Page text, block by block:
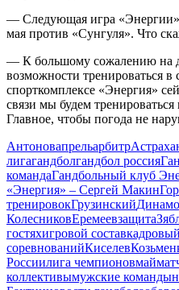
— Следующая игра «Энергии»
мая против «Сунгуля». Что
— К большому сожалению на
возможности тренироваться в
спорткомплексе «Энергия»
связи мы будем
Главное, чтобы погода не
Антоновапрельарбитр
лигагандболгандбол россия
командаГандбольный клуб
«Энергия» – Сергей Макин
тренировокГрузинскийДинамо
КолесниковЕремеевзащита
гостяхигровой состав
соревнованийКиселев
Россиилига чемпионовмай
коллективымужские команды